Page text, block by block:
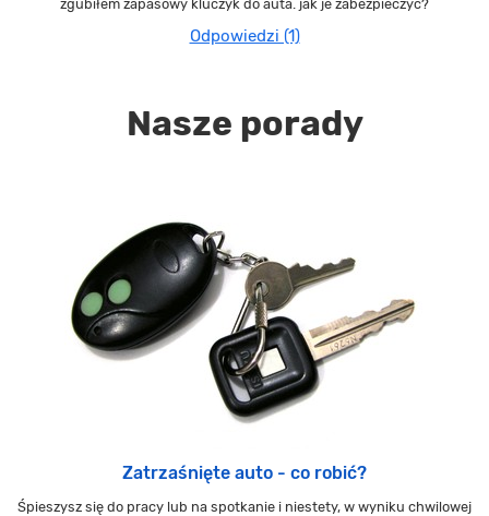
zgubiłem zapasowy kluczyk do auta. jak je zabezpieczyć?
Odpowiedzi (1)
Nasze porady
Zatrzaśnięte auto - co robić?
Śpieszysz się do pracy lub na spotkanie i niestety, w wyniku chwilowej